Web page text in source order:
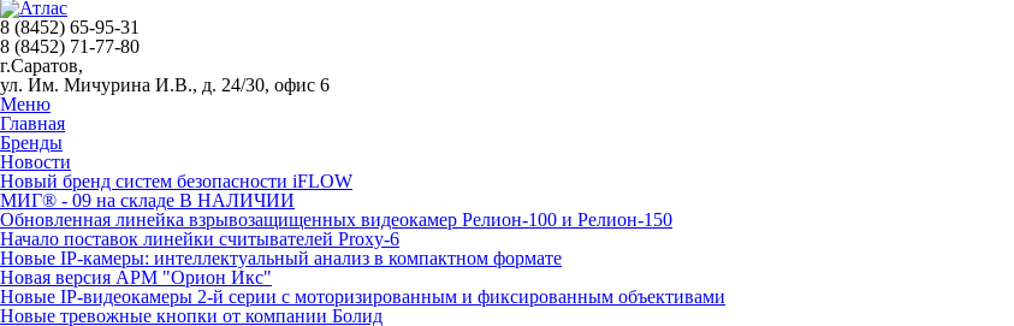
8 (8452) 65-95-31
8 (8452) 71-77-80
г.Саратов,
ул. Им. Мичурина И.В., д. 24/30, офис 6
Меню
Главная
Бренды
Новости
Новый бренд систем безопасности iFLOW
МИГ® - 09 на складе В НАЛИЧИИ
Обновленная линейка взрывозащищенных видеокамер Релион-100 и Релион-150
Начало поставок линейки считывателей Proxy-6
Новые IP-камеры: интеллектуальный анализ в компактном формате
Новая версия АРМ "Орион Икс"
Новые IP-видеокамеры 2-й серии с моторизированным и фиксированным объективами
Новые тревожные кнопки от компании Болид